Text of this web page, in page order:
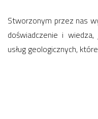
Stworzonym przez nas
doświadczenie i
usług geologicznych,